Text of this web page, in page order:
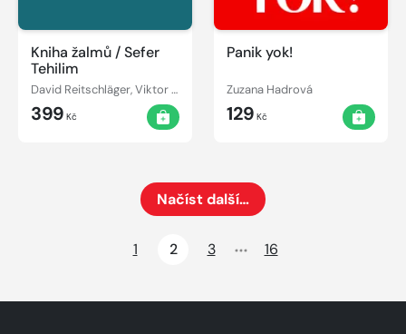
Kniha žalmů / Sefer
Tehilim
David Reitschläger, Viktor Fischl, Ivan Kohout
399 Kč
Panik yok!
Zuzana Hadrová
129 Kč
Načíst další…
1
2 3 16